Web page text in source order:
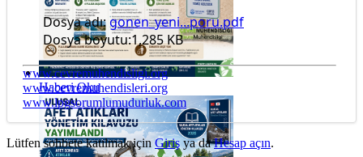
Haberi Oku
Dosya adı:gonen_yeni...poru.pdf
Dosya boyutu:1,285 KB
www.cevremuhendisligi.org
www.cevremuhendisleri.org
www.lpgsorumlumudurluk.com
Lütfen sohbete katılmak içinGiriş ya daHesap açın.